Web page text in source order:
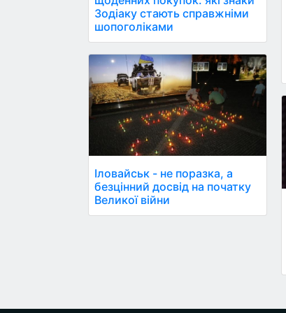
Зодіаку стають справжніми
шопоголіками
Іловайськ - не поразка, а
безцінний досвід на початку
Великої війни